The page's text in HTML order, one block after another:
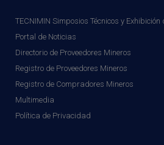
TECNIMIN Simposios Técnicos y Exhibición
Portal de Noticias
Directorio de Proveedores Mineros
Registro de Proveedores Mineros
Registro de Compradores Mineros
Multimedia
Política de Privacidad